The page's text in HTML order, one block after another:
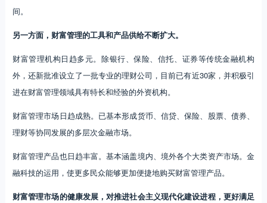
间。
另一方面，财富管理的工具和产品供给不断扩大。
财富管理机构日趋多元。除银行、保险、信托、证券等传统金融机构
外，还新批准设立了一批专业的理财公司，目前已有近30家，并积极引
进在财富管理领域具有特长和经验的外资机构。
财富管理市场日趋成熟。已基本形成货币、信贷、保险、股票、债券、
理财等协同发展的多层次金融市场。
财富管理产品也日趋丰富。基本涵盖境内、境外各个大类资产市场。金
融科技的运用，使更多民众能够更加便捷地购买财富管理产品。
财富管理市场的健康发展，对推进社会主义现代化建设进程，更好满足